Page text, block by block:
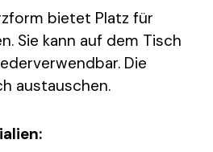
bietet Platz für
Sie kann auf dem Tisch
Die
austauschen.